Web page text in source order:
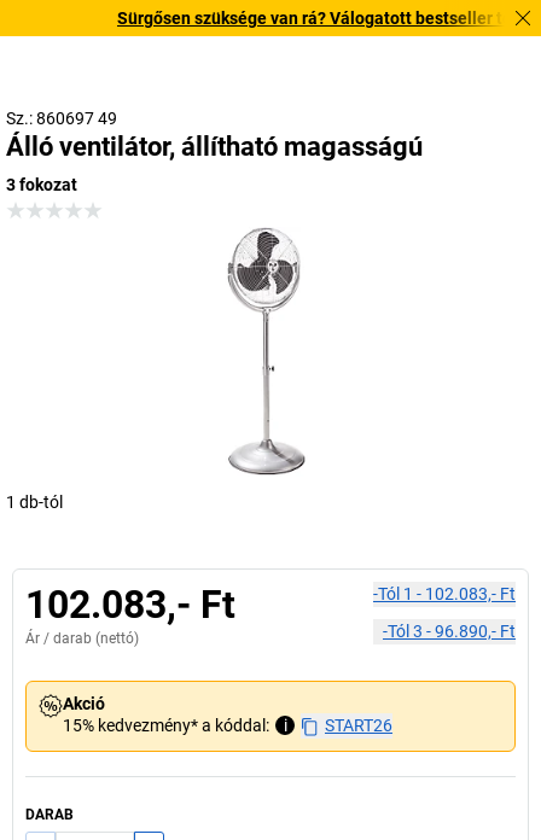
Sürgősen szüksége van rá? Válogatott bestseller
Sz.: 860697 49
Álló ventilátor, állítható magasságú
3 fokozat
1 db-tól
102.083,- Ft
Ár / darab (nettó)
-tól 1 - 102.083,- Ft
-tól 3 -96.890,- Ft
Akció
15% kedvezmény* a kóddal:
i START26
DARAB